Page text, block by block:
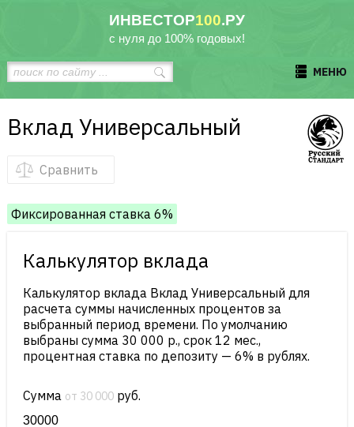
ИНВЕСТОР100.РУ
с нуля до 100% годовых!
МЕНЮ
Вклад Универсальный
Сравнить
Фиксированная ставка 6%
Калькулятор вклада
Калькулятор вклада Вклад Универсальный для
расчета суммы начисленных процентов за
выбранный период времени. По умолчанию
выбраны сумма 30 000 р., срок 12 мес.,
процентная ставка по депозиту — 6% в рублях.
Сумма от 30 000руб.